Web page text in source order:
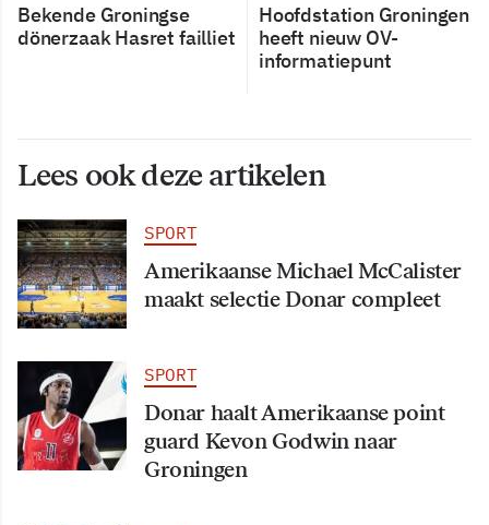
Bekende Groningse
dönerzaak Hasret failliet
Hoofdstation Groningen
heeft nieuw OV-
informatiepunt
Lees ook deze artikelen
SPORT
Amerikaanse Michael McCalister
maakt selectie Donar compleet
SPORT
Donar haalt Amerikaanse point
guard Kevon Godwin naar
Groningen